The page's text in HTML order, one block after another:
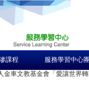
課程 服務學習中心
金車文教基金會「愛讓世界